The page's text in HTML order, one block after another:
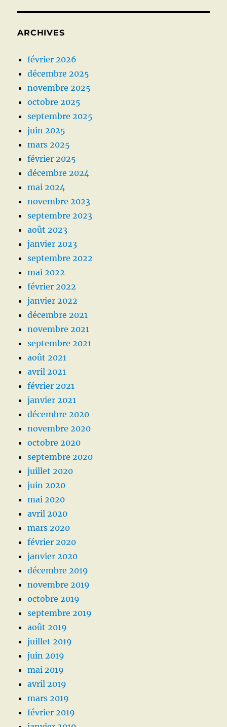
ARCHIVES
février 2026
décembre 2025
novembre 2025
octobre 2025
septembre 2025
juin 2025
mars 2025
février 2025
décembre 2024
mai 2024
novembre 2023
septembre 2023
août 2023
janvier 2023
septembre 2022
mai 2022
février 2022
janvier 2022
décembre 2021
novembre 2021
septembre 2021
août 2021
avril 2021
février 2021
janvier 2021
décembre 2020
novembre 2020
octobre 2020
septembre 2020
juillet 2020
juin 2020
mai 2020
avril 2020
mars 2020
février 2020
janvier 2020
décembre 2019
novembre 2019
octobre 2019
septembre 2019
août 2019
juillet 2019
juin 2019
mai 2019
avril 2019
mars 2019
février 2019